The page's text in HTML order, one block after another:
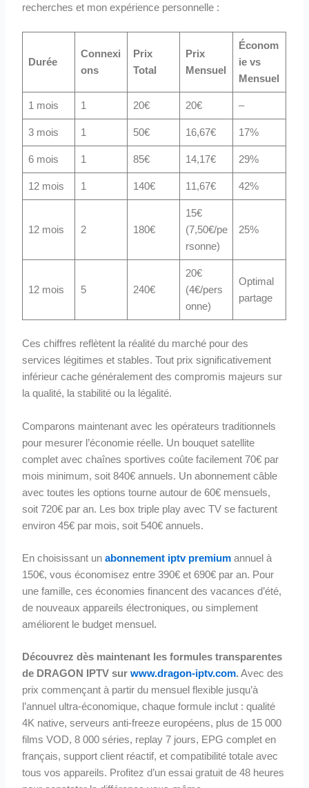
recherches et mon expérience personnelle :
Durée
Connexi
ons
Prix
Total
Prix
Mensuel
Économ
ie vs
Mensuel
1 mois 1 20€ 20€ –
3 mois 1 50€ 16,67€ 17%
6 mois 1 85€ 14,17€ 29%
12 mois 1 140€ 11,67€ 42%
12 mois 2 180€
15€
(7,50€/pe
rsonne)
25%
12 mois 5 240€
20€
(4€/pers
onne)
Optimal
partage
Ces chiffres reflètent la réalité du marché pour des
services légitimes et stables. Tout prix significativement
inférieur cache généralement des compromis majeurs sur
la qualité, la stabilité ou la légalité.
Comparons maintenant avec les opérateurs traditionnels
pour mesurer l’économie réelle. Un bouquet satellite
complet avec chaînes sportives coûte facilement 70€ par
mois minimum, soit 840€ annuels. Un abonnement câble
avec toutes les options tourne autour de 60€ mensuels,
soit 720€ par an. Les box triple play avec TV se facturent
environ 45€ par mois, soit 540€ annuels.
En choisissant unabonnement iptv premium annuel à
150€, vous économisez entre 390€ et 690€ par an. Pour
une famille, ces économies financent des vacances d’été,
de nouveaux appareils électroniques, ou simplement
améliorent le budget mensuel.
Découvrez dès maintenant les formules transparentes
de DRAGON IPTV surwww.dragon-iptv.com. Avec des
prix commençant à partir du mensuel flexible jusqu’à
l’annuel ultra-économique, chaque formule inclut : qualité
4K native, serveurs anti-freeze européens, plus de 15 000
films VOD, 8 000 séries, replay 7 jours, EPG complet en
français, support client réactif, et compatibilité totale avec
tous vos appareils. Profitez d’un essai gratuit de 48 heures